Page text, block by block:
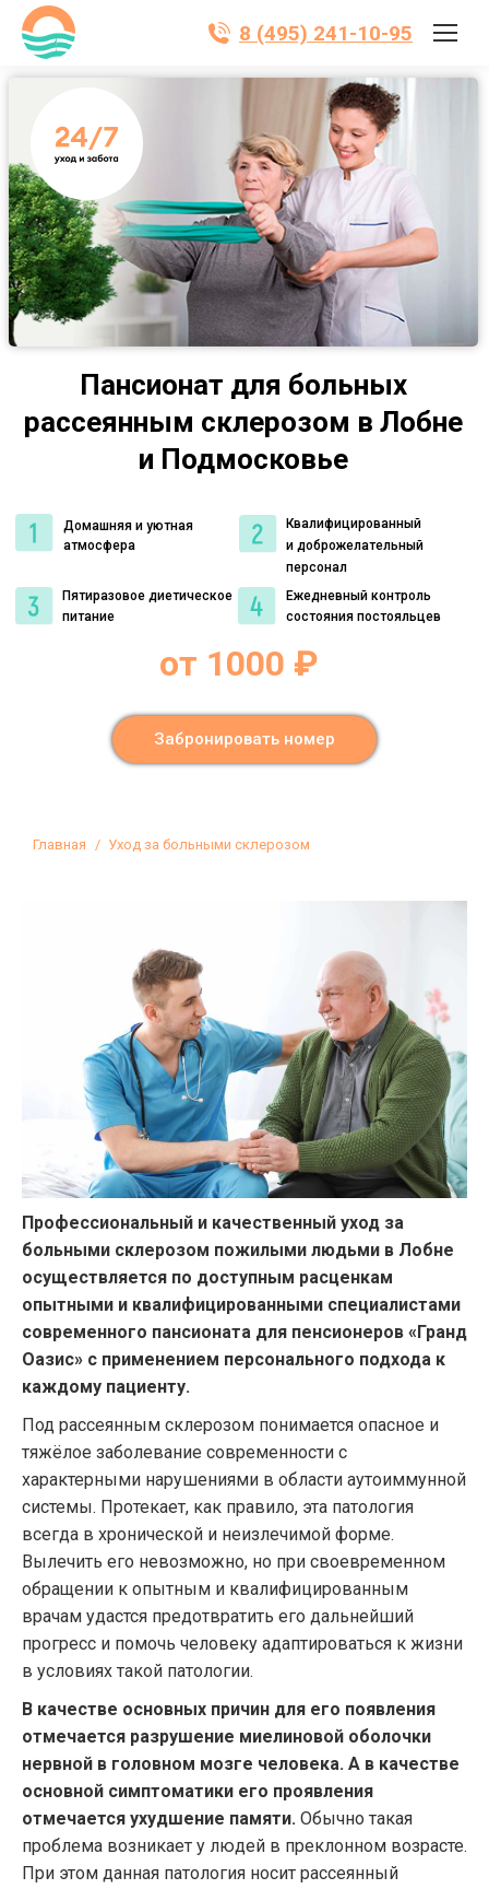
8 (495) 241-10-95
Пансионат для больных
рассеянным склерозом в Лобне
и Подмосковье
Домашняя и уютная
атмосфера
Ежедневный контроль
состояния постояльцев
Квалифицированный
и доброжелательный
персонал
Пятиразовое диетическое
питание
Забронировать номер
от 1000 ₽
Вы здесь:
Главная Уход за больными склерозом
Профессиональный и качественный уход за
больными склерозом пожилыми людьми в Лобне
осуществляется по доступным расценкам
опытными и квалифицированными специалистами
современного пансионата для пенсионеров «Гранд
Оазис» с применением персонального подхода к
каждому пациенту.
Под рассеянным склерозом понимается опасное и
тяжёлое заболевание современности с
характерными нарушениями в области аутоиммунной
системы. Протекает, как правило, эта патология
всегда в хронической и неизлечимой форме.
Вылечить его невозможно, но при своевременном
обращении к опытным и квалифицированным
врачам удастся предотвратить его дальнейший
прогресс и помочь человеку адаптироваться к жизни
в условиях такой патологии.
В качестве основных причин для его появления
отмечается разрушение миелиновой оболочки
нервной в головном мозге человека. А в качестве
основной симптоматики его проявления
отмечается ухудшение памяти. Обычно такая
проблема возникает у людей в преклонном возрасте.
При этом данная патология носит рассеянный